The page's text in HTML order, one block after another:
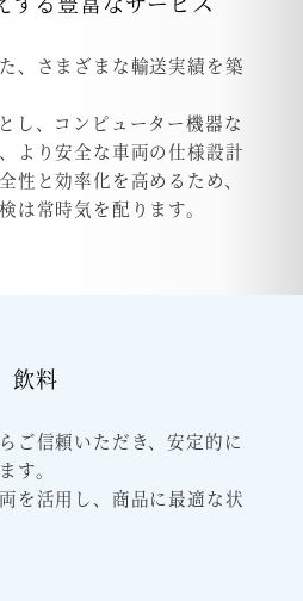
、さまざまな輸送実績を築
し、コンピューター機器な
より安全な車両の仕様設計
性と効率化を高めるため、
は常時気を配ります。
飲料
ご信頼いただき、安定的に
す。
を活用し、商品に最適な状